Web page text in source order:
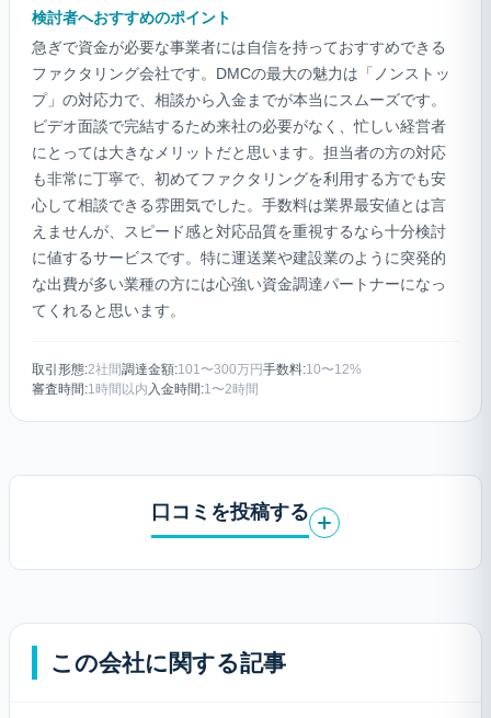
検討者へおすすめのポイント
急ぎで資金が必要な事業者には自信を持っておすすめできる
ファクタリング会社です。DMCの最大の魅力は「ノンストッ
プ」の対応力で、相談から入金までが本当にスムーズです。
ビデオ面談で完結するため来社の必要がなく、忙しい経営者
にとっては大きなメリットだと思います。担当者の方の対応
も非常に丁寧で、初めてファクタリングを利用する方でも安
心して相談できる雰囲気でした。手数料は業界最安値とは言
えませんが、スピード感と対応品質を重視するなら十分検討
に値するサービスです。特に運送業や建設業のように突発的
な出費が多い業種の方には心強い資金調達パートナーになっ
てくれると思います。
取引形態:2社間調達金額:101〜300万円手数料:10〜12%
審査時間:1時間以内 入金時間:1〜2時間
口コミを投稿する
この会社に関する記事